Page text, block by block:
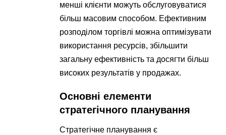
менші клієнти можуть обслуговуватися
більш масовим способом. Ефективним
розподілом торгівлі можна оптимізувати
використання ресурсів, збільшити
загальну ефективність та досягти більш
високих результатів у продажах.
Основні елементи
стратегічного планування
Стратегічне планування є